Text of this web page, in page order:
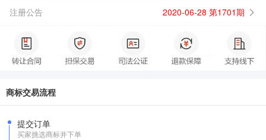
注册公告 2020-06-28 第1701期
商标交易流程
提交订单
买家挑选商标并下单